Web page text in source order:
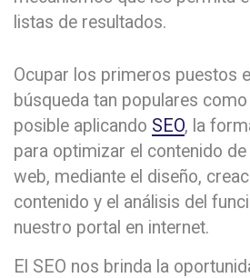
listas de resultados.
Ocupar los primeros puestos
búsqueda tan populares
posible aplicando SEO, la
para optimizar el contenido
web, mediante el diseño,
contenido y el análisis del
nuestro portal en internet.
El SEO nos brinda la